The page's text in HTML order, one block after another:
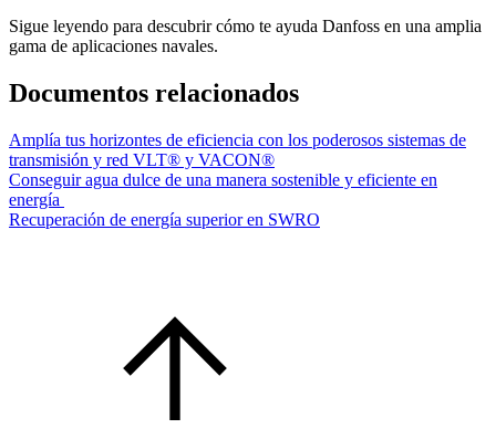
Sigue leyendo para descubrir cómo te ayuda Danfoss en una amplia
gama de aplicaciones navales.
Documentos relacionados
Amplía tus horizontes de eficiencia con los poderosos sistemas de
transmisión y red VLT® y VACON®
Conseguir agua dulce de una manera sostenible y eficiente en
energía
Recuperación de energía superior en SWRO